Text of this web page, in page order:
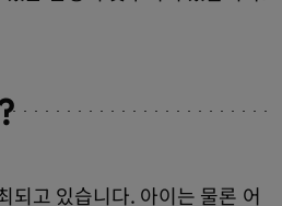
되고 있습니다. 아이는 물론 어